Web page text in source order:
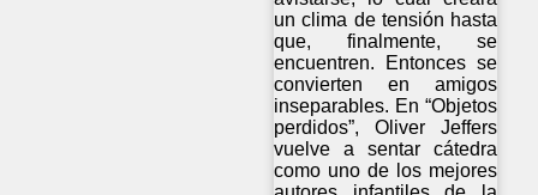
un clima de tensión hasta
que, finalmente, se
encuentren. Entonces se
convierten en amigos
inseparables. En “Objetos
perdidos”, Oliver Jeffers
vuelve a sentar cátedra
como uno de los mejores